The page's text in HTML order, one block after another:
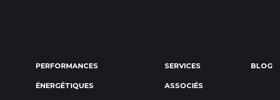
PERFORMANCES
ÉNERGÉTIQUES
SERVICES
ASSOCIÉS
BLOG